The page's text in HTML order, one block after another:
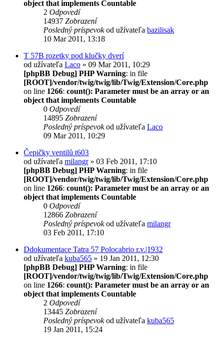
object that implements Countable
2 Odpovedí
14937 Zobrazení
Posledný príspevokod užívateľa bazilisak
10 Mar 2011, 13:18
T 57B rozetky pod klučky dverí
od užívateľa Laco » 09 Mar 2011, 10:29
[phpBB Debug] PHP Warning: in file
[ROOT]/vendor/twig/twig/lib/Twig/Extension/Core.php
on line 1266: count(): Parameter must be an array or an
object that implements Countable
0 Odpovedí
14895 Zobrazení
Posledný príspevokod užívateľa Laco
09 Mar 2011, 10:29
Čepičky ventilů t603
od užívateľa milangr» 03 Feb 2011, 17:10
[phpBB Debug] PHP Warning: in file
[ROOT]/vendor/twig/twig/lib/Twig/Extension/Core.php
on line 1266: count(): Parameter must be an array or an
object that implements Countable
0 Odpovedí
12866 Zobrazení
Posledný príspevokod užívateľa milangr
03 Feb 2011, 17:10
Ddokumentace Tatra 57 Polocabrio r.v.|1932
od užívateľa kuba565 » 19 Jan 2011, 12:30
[phpBB Debug] PHP Warning: in file
[ROOT]/vendor/twig/twig/lib/Twig/Extension/Core.php
on line 1266: count(): Parameter must be an array or an
object that implements Countable
2 Odpovedí
13445 Zobrazení
Posledný príspevokod užívateľa kuba565
19 Jan 2011, 15:24